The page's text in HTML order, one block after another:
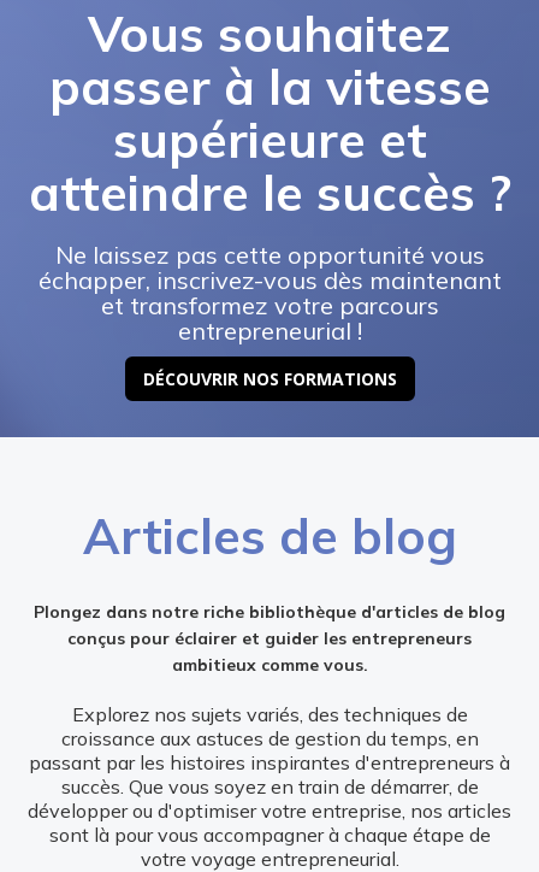
Vous souhaitez
passer à la vitesse
supérieure et
atteindre le succès ?
Ne laissez pas cette opportunité vous
échapper, inscrivez-vous dès maintenant
et transformez votre parcours
entrepreneurial !
DÉCOUVRIR NOS FORMATIONS
Articles de blog
Plongez dans notre riche bibliothèque d'articles de blog
conçus pour éclairer et guider les entrepreneurs
ambitieux comme vous.
Explorez nos sujets variés, des techniques de
croissance aux astuces de gestion du temps, en
passant par les histoires inspirantes d'entrepreneurs à
succès. Que vous soyez en train de démarrer, de
développer ou d'optimiser votre entreprise, nos articles
sont là pour vous accompagner à chaque étape de
votre voyage entrepreneurial.